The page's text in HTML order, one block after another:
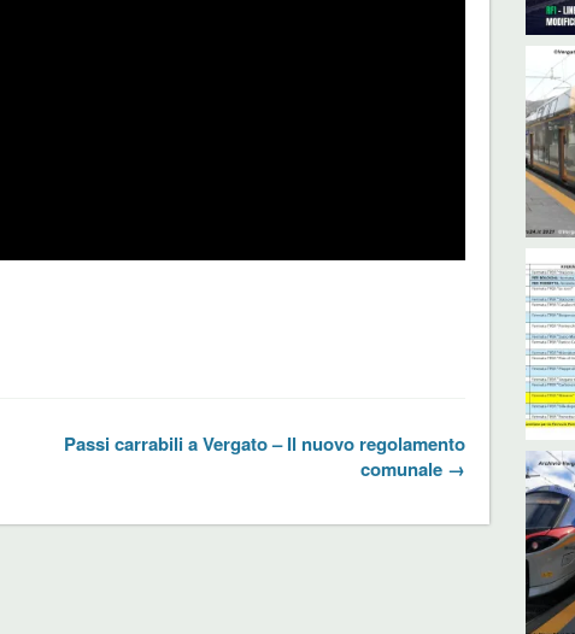
Passi carrabili a Vergato – Il nuovo regolamento
comunale →